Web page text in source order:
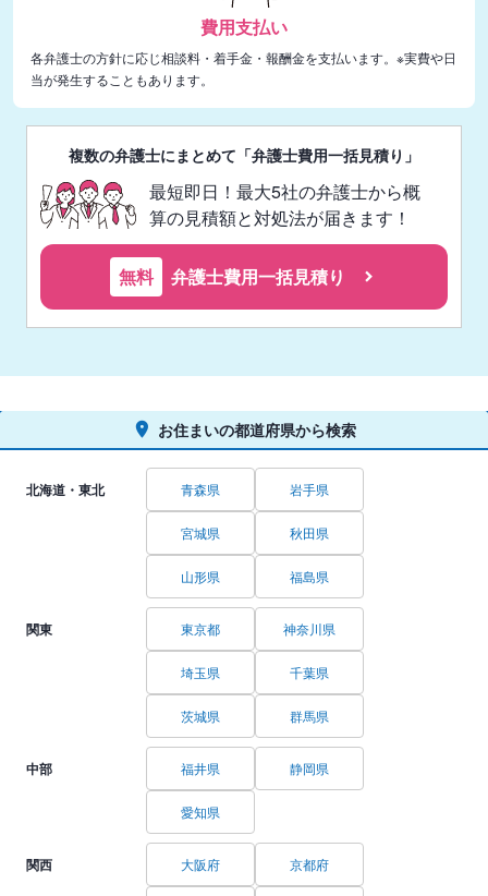
費用支払い
各弁護士の方針に応じ相談料・着手金・報酬金を支払います。※実費や日
当が発生することもあります。
複数の弁護士にまとめて「弁護士費用一括見積り」
最短即日！最大5社の弁護士から概
算の見積額と対処法が届きます！
無料 弁護士費用一括見積り
お住まいの都道府県から検索
北海道・東北 青森県 岩手県
宮城県 秋田県
山形県 福島県
関東 東京都 神奈川県
埼玉県 千葉県
茨城県 群馬県
中部 福井県 静岡県
愛知県
関西 大阪府 京都府